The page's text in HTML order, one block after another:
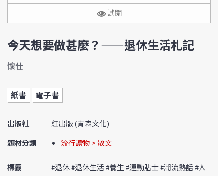
試閱
今天想要做甚麼？——退休生活札記
懷仕
紙書 電子書
出版社
紅出版 (青森文化)
題材分類
流行讀物 > 散文
標籤
#退休 #退休生活 #養生 #運動貼士 #潮流熱話 #人